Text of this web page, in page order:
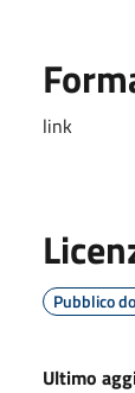
link
Pubblico
Ultimo